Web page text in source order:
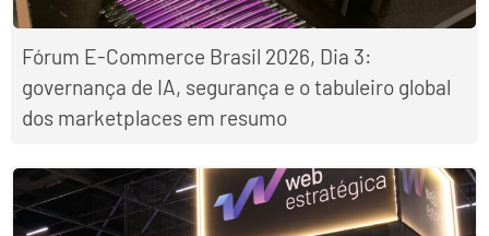
Fórum E-Commerce Brasil 2026, Dia 3:
governança de IA, segurança e o tabuleiro global
dos marketplaces em resumo